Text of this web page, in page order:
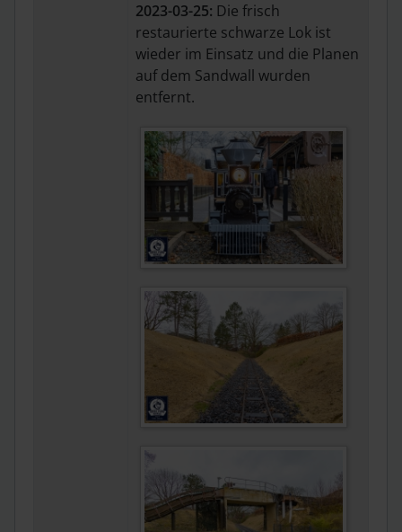
2023-03-25: Die frisch
restaurierte schwarze Lok ist
wieder im Einsatz und die Planen
auf dem Sandwall wurden
entfernt.